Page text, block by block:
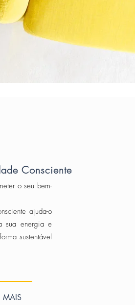
Consciente
o seu bem-
ajuda-o
sua energia e
sustentável
MAIS